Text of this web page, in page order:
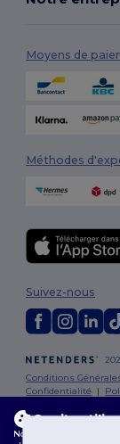
Moyens de
Méthodes
Conditions
Confidentialité |
Suivez-nous
Bruxelles
Ce site
Notre site web utilise